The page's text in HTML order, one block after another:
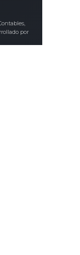
por